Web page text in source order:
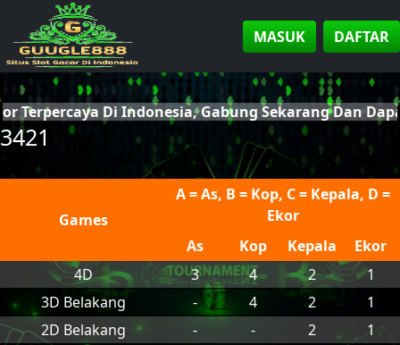
MASUK DAFTAR
Di Indonesia, Gabung Sekarang Dan
3421
Games
A = As, B = Kop, C = Kepala, D =
Ekor
As
Kop Kepala
Ekor
4D
3 4 2
1
3D Belakang
- 4 2
1
2D Belakang
- - 2 1